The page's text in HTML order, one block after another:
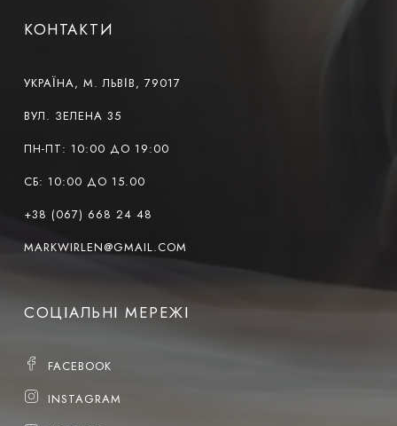
КОНТАКТИ
УКРАЇНА, М. ЛЬВІВ, 79017
ВУЛ. ЗЕЛЕНА 35
ПН-ПТ: 10:00 ДО 19:00
СБ: 10:00 ДО 15.00
+38 (067) 668 24 48
MARKWIRLEN@GMAIL.COM
СОЦІАЛЬНІ МЕРЕЖІ
FACEBOOK
INSTAGRAM